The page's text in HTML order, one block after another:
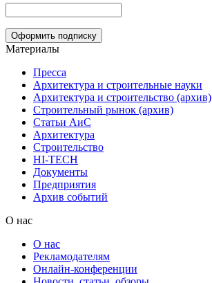
Материалы
Пресса
Архитектура и строительные науки
Архитектура и строительство (архив)
Строительный рынок (архив)
Статьи АиС
Архитектура
Строительство
HI-TECH
Документы
Предприятия
Архив событий
О нас
О нас
Рекламодателям
Онлайн-конференции